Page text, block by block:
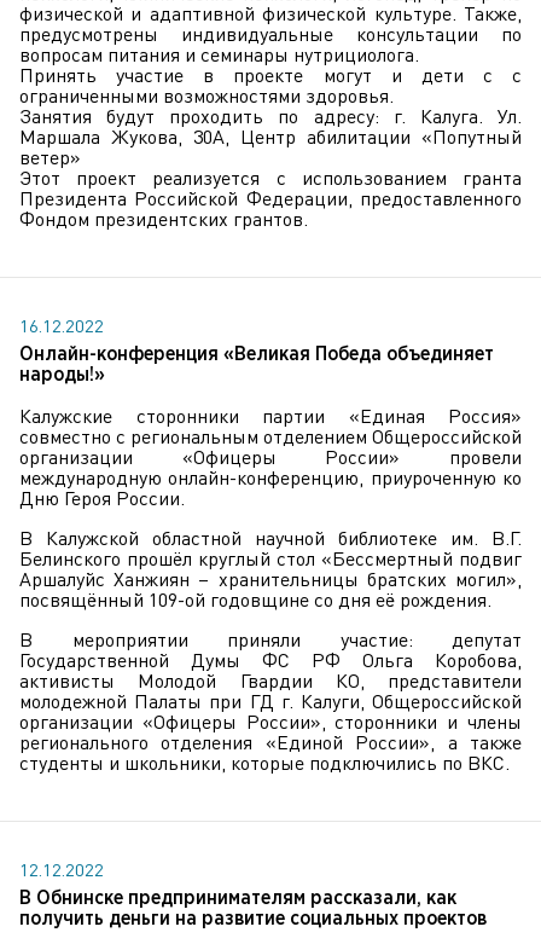
физической и адаптивной физической культуре. Также,
предусмотрены индивидуальные консультации по
вопросам питания и семинары нутрициолога.
Принять участие в проекте могут и дети с с
ограниченными возможностями здоровья.
Занятия будут проходить по адресу: г. Калуга. Ул.
Маршала Жукова, 30А, Центр абилитации «Попутный
ветер»
Этот проект реализуется с использованием гранта
Президента Российской Федерации, предоставленного
Фондом президентских грантов.
16.12.2022
Онлайн-конференция «Великая Победа объединяет
народы!»
Калужские сторонники партии «Единая Россия»
совместно с региональным отделением Общероссийской
организации «Офицеры России» провели
международную онлайн-конференцию, приуроченную ко
Дню Героя России.
В Калужской областной научной библиотеке им. В.Г.
Белинского прошёл круглый стол «Бессмертный подвиг
Аршалуйс Ханжиян – хранительницы братских могил»,
посвящённый 109-ой годовщине со дня её рождения.
В мероприятии приняли участие: депутат
Государственной Думы ФС РФ Ольга Коробова,
активисты Молодой Гвардии КО, представители
молодежной Палаты при ГД г. Калуги, Общероссийской
организации «Офицеры России», сторонники и члены
регионального отделения «Единой России», а также
студенты и школьники, которые подключились по ВКС.
12.12.2022
В Обнинске предпринимателям рассказали, как
получить деньги на развитие социальных проектов